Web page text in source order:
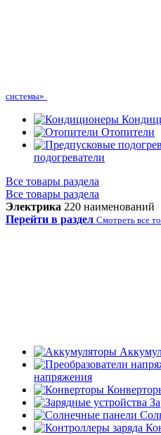
системы»
Отопители
подогреватели
Все товары раздела
Все товары раздела
Электрика 220 наименований
Перейти в раздел Смотреть все
напряжения